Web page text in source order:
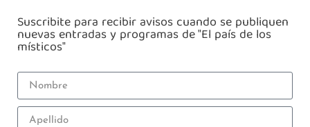
Suscribite para recibir avisos cuando se publiquen
nuevas entradas y programas de "El país de los
místicos"